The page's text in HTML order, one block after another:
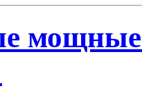
мощные